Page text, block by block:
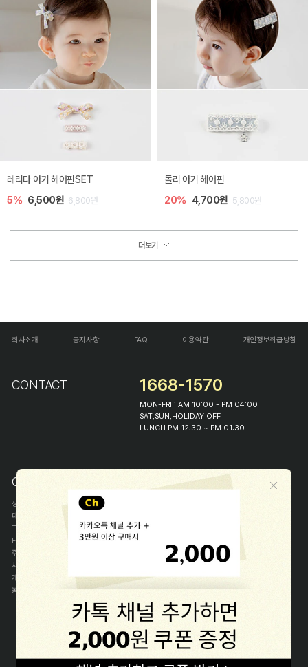
레리다 아기 헤어핀SET
5% 6,500원 6,800원
돌리 아기 헤어핀
20% 4,700원 5,800원
더보기
회사소개 공지사항 FAQ 이용약관 개인정보취급방침
CONTACT 1668-1570
MON-FRI : AM 10:00 - PM 04:00
SAT,SUN,HOLIDAY OFF
LUNCH PM 12:30 ~ PM 01:30
COMPANY INFO
상호
(주)해피프린스
대표
TEL
1668-1570
E-MAIL
help@happyprince.co.kr
주소
사업자등록번호
개인정보관리자
이화진
통신판매신고번호
제 2018-서울종로-1384 호[사업자정보확인]
COPYRIGHT(C) (주)해피프린스 ALL RIGHT RESERVED.